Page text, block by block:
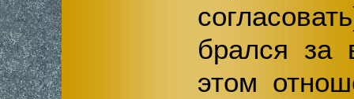
брался за
этом